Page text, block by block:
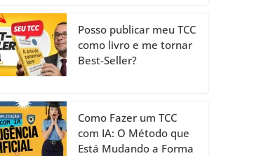
Posso publicar meu TCC
como livro e me tornar
Best-Seller?
Como Fazer um TCC
com IA: O Método que
Está Mudando a Forma